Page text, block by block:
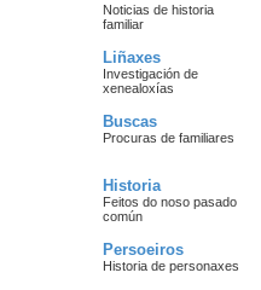
Noticias de historia
familiar
Liñaxes
Investigación de
xenealoxías
Buscas
Procuras de familiares
Historia
Feitos do noso pasado
común
Persoeiros
Historia de personaxes